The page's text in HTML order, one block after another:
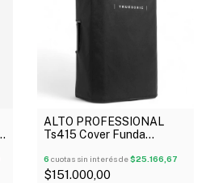
ALTO PROFESSIONAL
Ts415 Cover Funda
15"
6 cuotas sin interés de$25.166,67
$151.000,00